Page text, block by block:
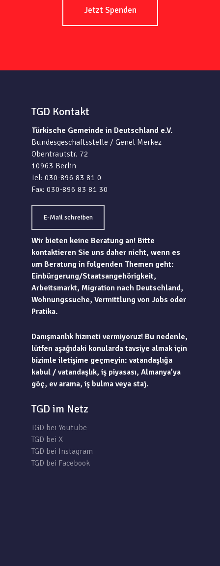
Jetzt Spenden
TGD Kontakt
Türkische Gemeinde in Deutschland e.V.
Bundesgeschäftsstelle / Genel Merkez
Obentrautstr. 72
10963 Berlin
Tel: 030-896 83 81 0
Fax: 030-896 83 81 30
E-Mail schreiben
Wir bieten keine Beratung an! Bitte
kontaktieren Sie uns daher nicht, wenn es
um Beratung in folgenden Themen geht:
Einbürgerung/Staatsangehörigkeit,
Arbeitsmarkt, Migration nach Deutschland,
Wohnungssuche, Vermittlung von Jobs oder
Pratika.
Danışmanlık hizmeti vermiyoruz! Bu nedenle,
lütfen aşağıdaki konularda tavsiye almak için
bizimle iletişime geçmeyin: vatandaşlığa
kabul / vatandaşlık, iş piyasası, Almanya’ya
göç, ev arama, iş bulma veya staj.
TGD im Netz
TGD bei Youtube
TGD bei X
TGD bei Instagram
TGD bei Facebook